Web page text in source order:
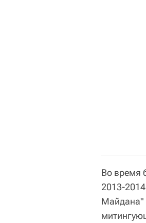
Во время
2013-
Майдана"